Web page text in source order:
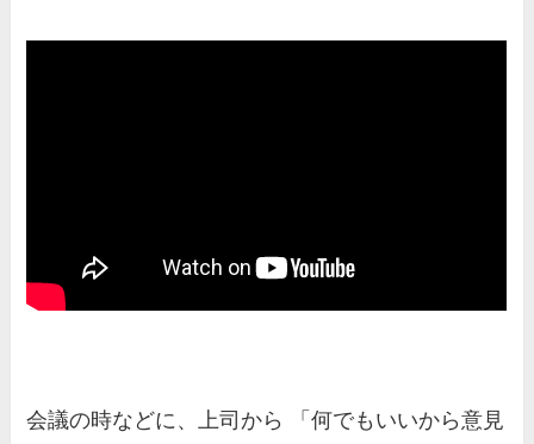
会議の時などに、上司から 「何でもいいから意見